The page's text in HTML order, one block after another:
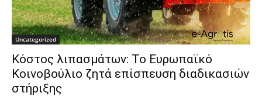
Uncategorized
Κόστος λιπασμάτων: Το Ευρωπαϊκό
Κοινοβούλιο ζητά επίσπευση διαδικασιών
στήριξης